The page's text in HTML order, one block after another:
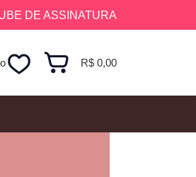
DE ASSINATURA
R$ 0,00